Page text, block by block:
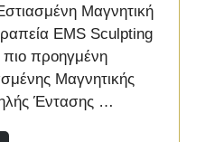
Μαγνητική
EMS Sculpting
πιο προηγμένη
Μαγνητικής
Έντασης …